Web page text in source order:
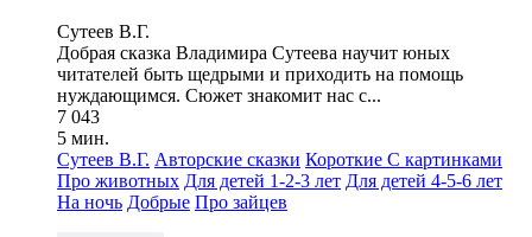
Сутеев В.Г.
Добрая сказка Владимира Сутеева научит юных
читателей быть щедрыми и приходить на помощь
нуждающимся. Сюжет знакомит нас с...
7 043
5 мин.
Сутеев В.Г. Авторские сказки Короткие С картинками
Про животных Для детей 1-2-3 лет Для детей 4-5-6 лет
На ночь Добрые Про зайцев